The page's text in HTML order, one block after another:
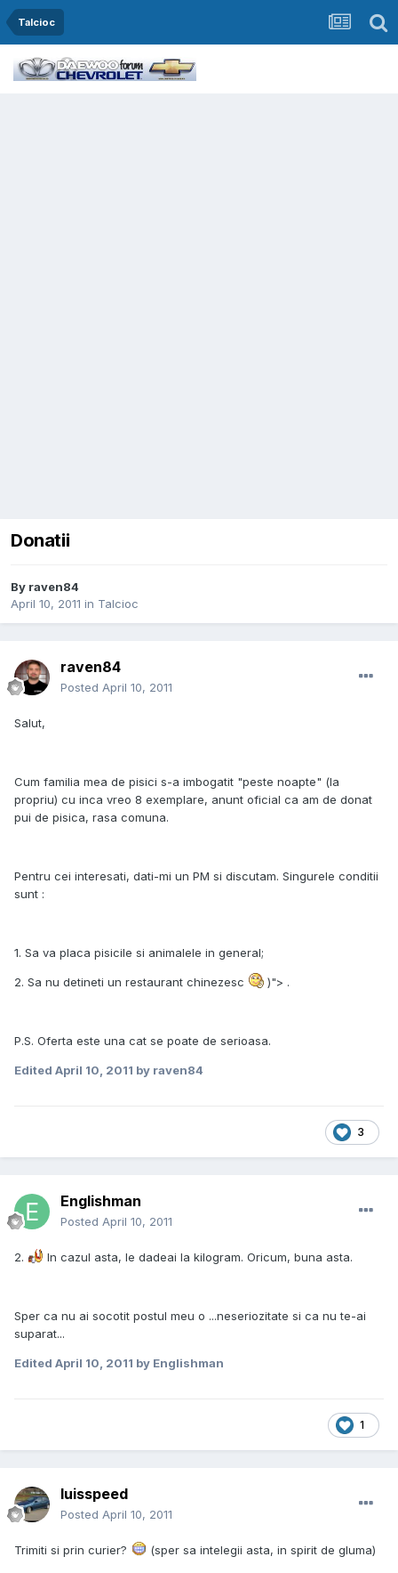
Talcioc
Donatii
By raven84
April 10, 2011 in Talcioc
raven84
Posted April 10, 2011
Salut,
Cum familia mea de pisici s-a imbogatit "peste noapte" (la
propriu) cu inca vreo 8 exemplare, anunt oficial ca am de donat
pui de pisica, rasa comuna.
Pentru cei interesati, dati-mi un PM si discutam. Singurele conditii
sunt :
1. Sa va placa pisicile si animalele in general;
2. Sa nu detineti un restaurant chinezesc )"> .
P.S. Oferta este una cat se poate de serioasa.
Edited April 10, 2011 by raven84
3
Englishman
Posted April 10, 2011
2. In cazul asta, le dadeai la kilogram. Oricum, buna asta.
Sper ca nu ai socotit postul meu o ...neseriozitate si ca nu te-ai
suparat...
Edited April 10, 2011 by Englishman
1
luisspeed
Posted April 10, 2011
Trimiti si prin curier? (sper sa intelegii asta, in spirit de gluma)